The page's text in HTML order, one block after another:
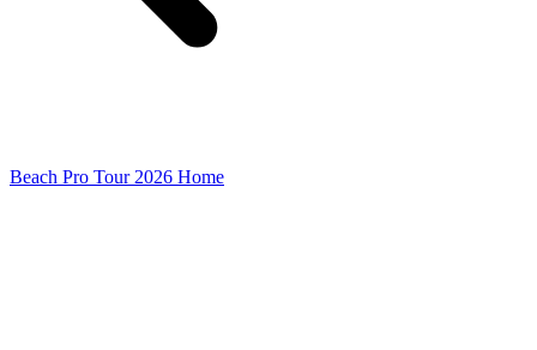
Beach Pro Tour 2026 Home